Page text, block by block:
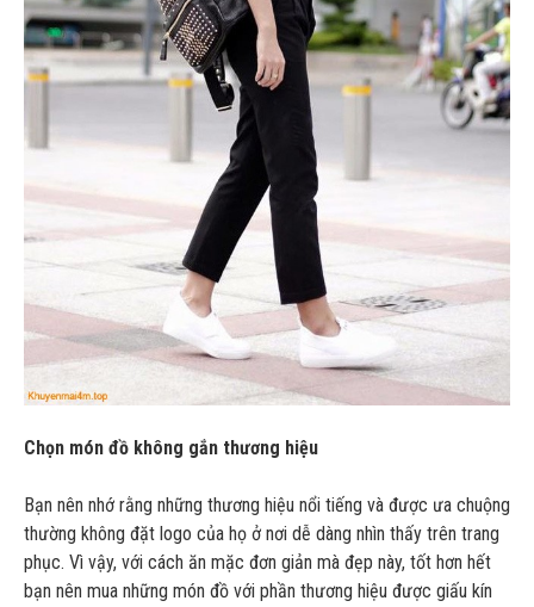
Chọn món đồ không gắn thương hiệu
Bạn nên nhớ rằng những thương hiệu nổi tiếng và được ưa chuộng
thường không đặt logo của họ ở nơi dễ dàng nhìn thấy trên trang
phục. Vì vậy, với cách ăn mặc đơn giản mà đẹp này, tốt hơn hết
bạn nên mua những món đồ với phần thương hiệu được giấu kín